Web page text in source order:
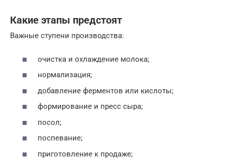
Какие этапы предстоят
Важные ступени производства:
очистка и охлаждение молока;
нормализация;
добавление ферментов или кислоты;
формирование и пресс сыра;
посол;
поспевание;
приготовление к продаже;